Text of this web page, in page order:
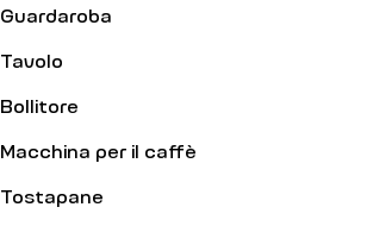
Guardaroba
Tavolo
Bollitore
Macchina per il caffè
Tostapane